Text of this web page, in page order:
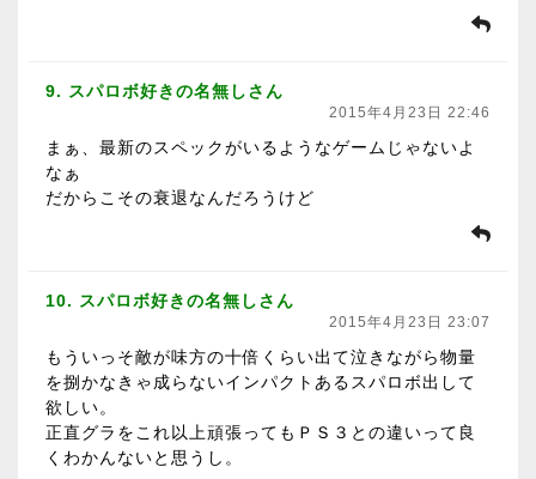
9. スパロボ好きの名無しさん
2015年4月23日 22:46
まぁ、最新のスペックがいるようなゲームじゃないよ
なぁ
だからこその衰退なんだろうけど
10. スパロボ好きの名無しさん
2015年4月23日 23:07
もういっそ敵が味方の十倍くらい出て泣きながら物量
を捌かなきゃ成らないインパクトあるスパロボ出して
欲しい。
正直グラをこれ以上頑張ってもＰＳ３との違いって良
くわかんないと思うし。